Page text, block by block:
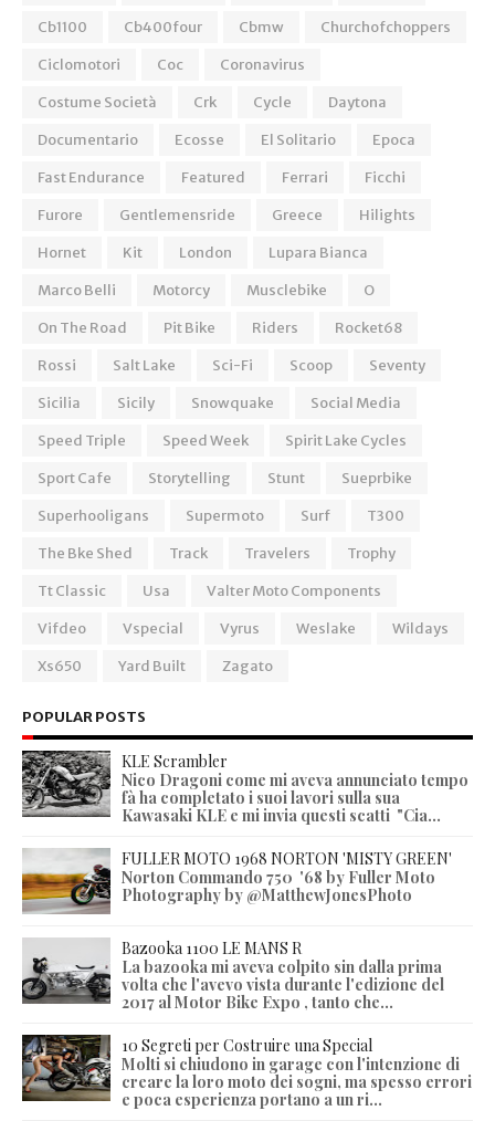
Cb1100
Cb400four Cbmw
Churchofchoppers
Ciclomotori
Coc
Coronavirus
Costume Società
Crk Cycle
Daytona
Documentario
Ecosse El Solitario
Epoca
Fast Endurance
Featured Ferrari
Ficchi
Furore
Gentlemensride Greece
Hilights
Hornet
Kit London
Lupara Bianca
Marco Belli
Motorcy Musclebike
O
On The Road
Pit Bike Riders
Rocket68
Rossi
Salt Lake Sci-Fi Scoop
Seventy
Sicilia
Sicily Snowquake
Social Media
Speed Triple
Speed Week
Spirit Lake Cycles
Sport Cafe
Storytelling Stunt
Sueprbike
Superhooligans
Supermoto Surf
T300
The Bke Shed
Track Travelers
Trophy
Tt Classic
Usa
Valter Moto Components
Vifdeo
Vspecial Vyrus Weslake
Wildays
Xs650
Yard Built Zagato
POPULAR POSTS
KLE Scrambler
Nico Dragoni come mi aveva annunciato tempo
fà ha completato i suoi lavori sulla sua
Kawasaki KLE e mi invia questi scatti "Cia...
FULLER MOTO 1968 NORTON 'MISTY GREEN'
Norton Commando 750 '68 by Fuller Moto
Photography by @MatthewJonesPhoto
Bazooka 1100 LE MANS R
La bazooka mi aveva colpito sin dalla prima
volta che l'avevo vista durante l'edizione del
2017 al Motor Bike Expo , tanto che...
10 Segreti per Costruire una Special
Molti si chiudono in garage con l'intenzione di
creare la loro moto dei sogni, ma spesso errori
e poca esperienza portano a un ri...